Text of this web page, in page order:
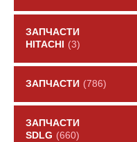
ЗАПЧАСТИ
HITACHI
(3)
ЗАПЧАСТИ (786)
ЗАПЧАСТИ
SDLG (660)